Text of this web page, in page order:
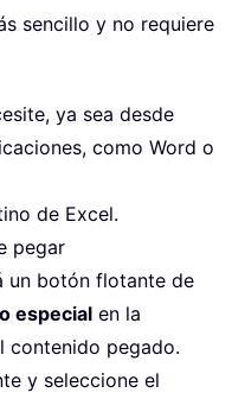
sencillo y no requiere
ya sea desde
como Word o
de Excel.
pegar
un botón flotante de
especial en la
contenido pegado.
y seleccione el